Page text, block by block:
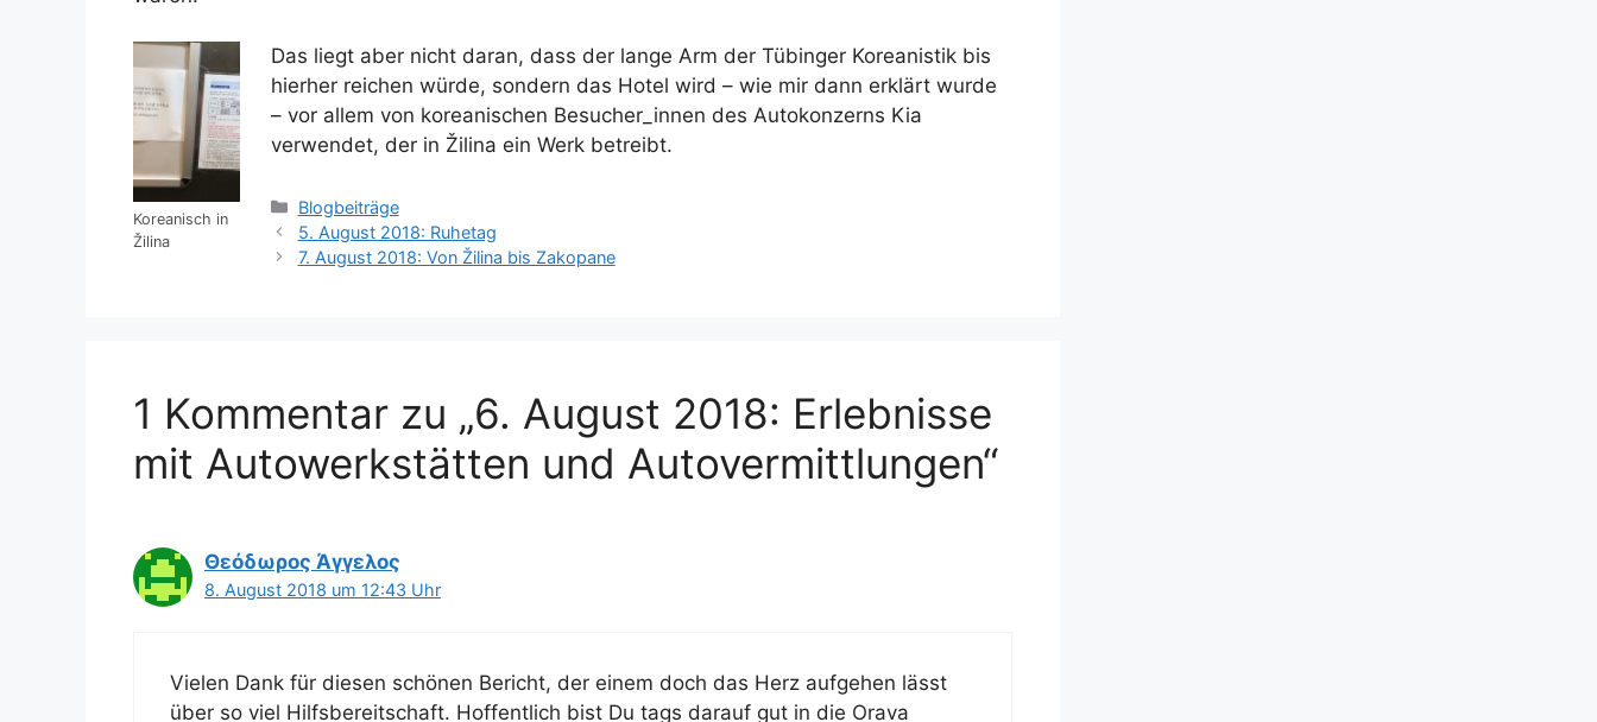
Koreanisch in
Žilina
Das liegt aber nicht daran, dass der lange Arm der Tübinger Koreanistik bis
hierher reichen würde, sondern das Hotel wird – wie mir dann erklärt wurde
– vor allem von koreanischen Besucher_innen des Autokonzerns Kia
verwendet, der in Žilina ein Werk betreibt.
Kategorien
Blogbeiträge
5. August 2018: Ruhetag
7. August 2018: Von Žilina bis Zakopane
1 Kommentar zu „6. August 2018: Erlebnisse
mit Autowerkstätten und Autovermittlungen“
Θεόδωρος Άγγελος
8. August 2018 um 12:43 Uhr
Vielen Dank für diesen schönen Bericht, der einem doch das Herz aufgehen lässt
über so viel Hilfsbereitschaft. Hoffentlich bist Du tags darauf gut in die Orava